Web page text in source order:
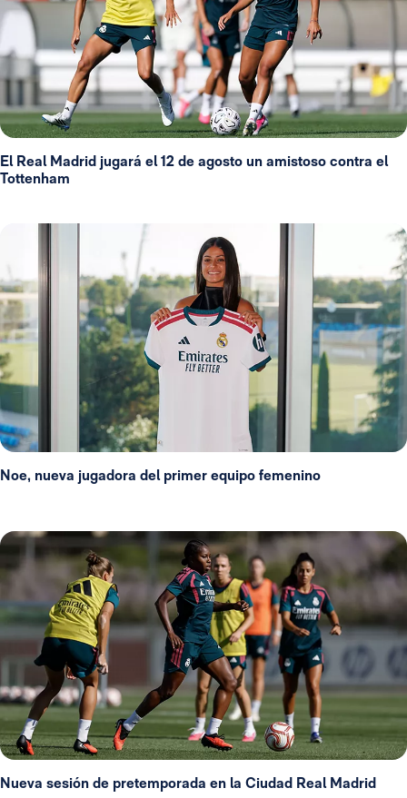
El Real Madrid jugará el 12 de agosto un amistoso contra el
Tottenham
Noe, nueva jugadora del primer equipo femenino
Nueva sesión de pretemporada en la Ciudad Real Madrid